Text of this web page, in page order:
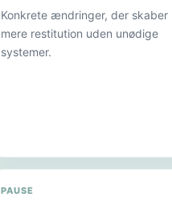
Konkrete ændringer, der skaber
mere restitution uden unødige
systemer.
PAUSE